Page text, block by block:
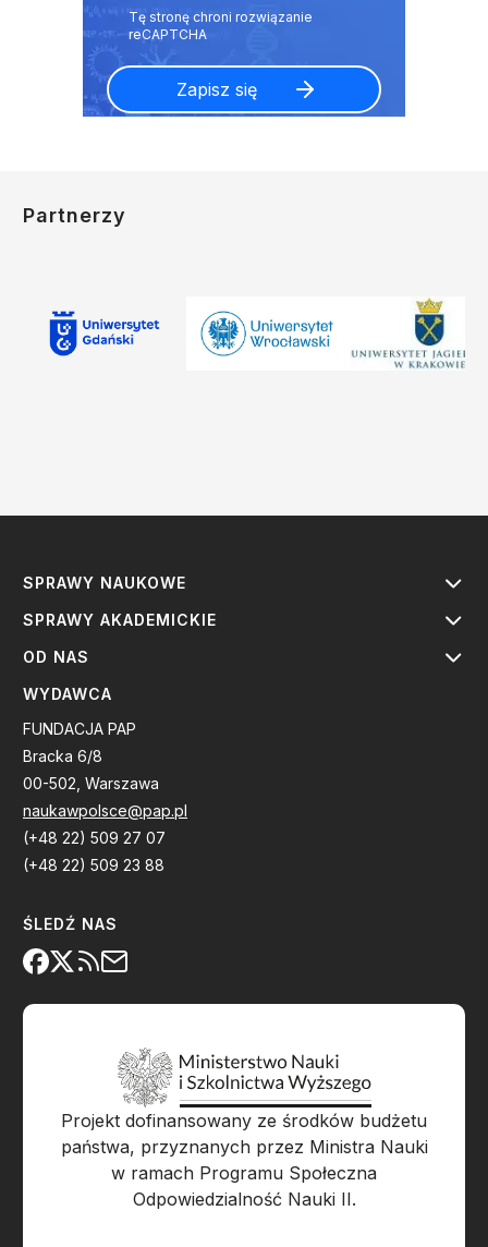
Partnerzy
SPRAWY NAUKOWE
SPRAWY AKADEMICKIE
OD NAS
WYDAWCA
FUNDACJA PAP
Bracka 6/8
00-502, Warszawa
naukawpolsce@pap.pl
(+48 22) 509 27 07
(+48 22) 509 23 88
ŚLEDŹ NAS
Projekt dofinansowany ze środków budżetu
państwa, przyznanych przez Ministra Nauki
w ramach Programu Społeczna
Odpowiedzialność Nauki II.